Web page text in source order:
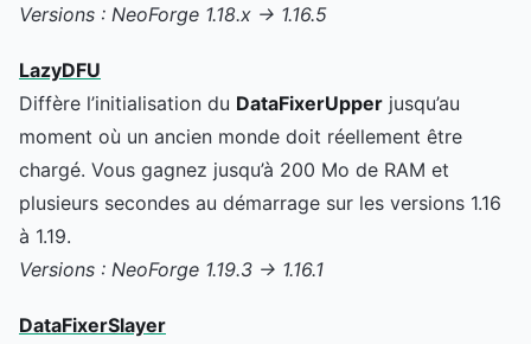
Versions : NeoForge 1.18.x → 1.16.5
LazyDFU
Diffère l’initialisation du DataFixerUpper jusqu’au
moment où un ancien monde doit réellement être
chargé. Vous gagnez jusqu’à 200 Mo de RAM et
plusieurs secondes au démarrage sur les versions 1.16
à 1.19.
Versions : NeoForge 1.19.3 → 1.16.1
DataFixerSlayer